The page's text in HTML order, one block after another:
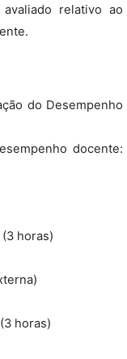
relativo ao
do Desempenho
docente:
horas)
horas)